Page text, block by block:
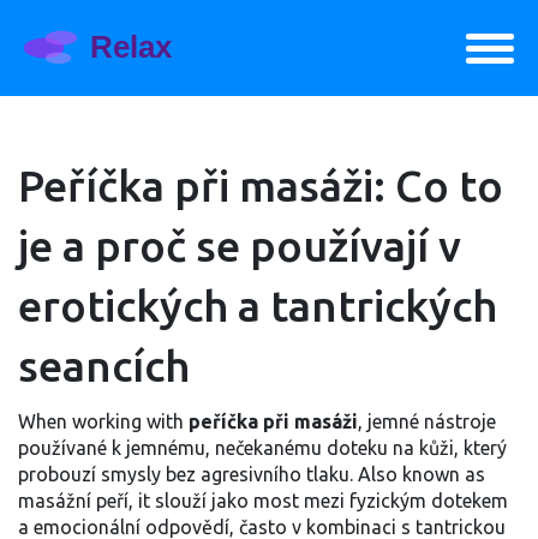
Peříčka při masáži: Co to
je a proč se používají v
erotických a tantrických
seancích
When working with peříčka při masáži, jemné nástroje
používané k jemnému, nečekanému doteku na kůži, který
probouzí smysly bez agresivního tlaku. Also known as
masážní peří, it slouží jako most mezi fyzickým dotekem
a emocionální odpovědí, často v kombinaci s tantrickou